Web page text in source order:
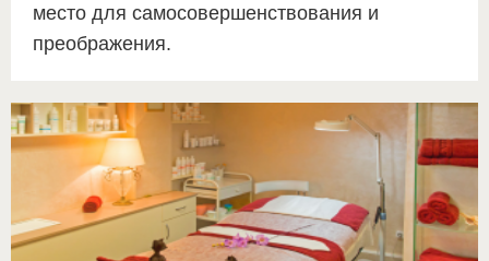
место для самосовершенствования и
преображения.